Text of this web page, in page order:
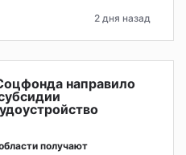
2 дня назад
направило
получают